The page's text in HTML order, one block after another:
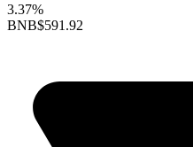
3.37%
BNB$591.92